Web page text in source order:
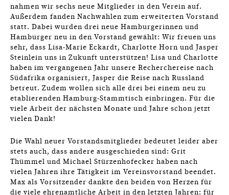
nahmen wir sechs neue Mitglieder in den Verein auf.
Außerdem fanden Nachwahlen zum erweiterten Vorstand
statt. Dabei wurden drei neue Hamburgerinnen und
Hamburger neu in den Vorstand gewählt: Wir freuen uns
sehr, dass Lisa-Marie Eckardt, Charlotte Horn und Jasper
Steinlein uns in Zukunft unterstützen! Lisa und Charlotte
haben im vergangenen Jahr unsere Recherchereise nach
Südafrika organisiert, Jasper die Reise nach Russland
betreut. Zudem wollen sich alle drei bei einem neu zu
etablierenden Hamburg-Stammtisch einbringen. Für die
viele Arbeit der nächsten Monate und Jahre schon jetzt
vielen Dank!
Die Wahl neuer Vorstandsmitglieder bedeutet leider aber
stets auch, dass andere ausgeschieden sind: Grit
Thümmel und Michael Stürzenhofecker haben nach
vielen Jahren ihre Tätigkeit im Vereinsvorstand beendet.
Max als Vorsitzender dankte den beiden von Herzen für
die viele ehrenamtliche Arbeit in den letzten Jahren: für